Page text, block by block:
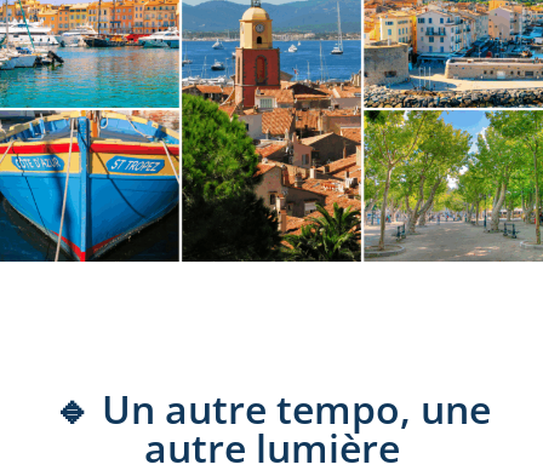
🔹 Un autre tempo, une
autre lumière